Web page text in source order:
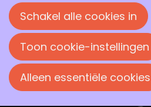
Frans
29 oktober
Schakel alle cookies in
Toon cookie-instellingen
Alleen essentiële cookies